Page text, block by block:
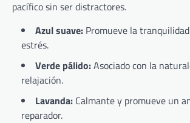
pacífico sin ser distractores.
Azul suave: Promueve la
estrés.
Verde pálido:Asociado con la
relajación.
Lavanda: Calmante y promueve un
reparador.